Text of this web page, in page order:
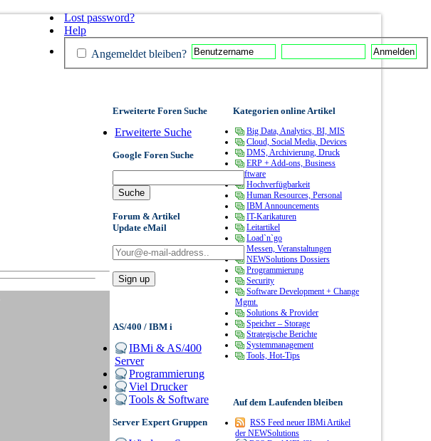
Lost password?
Help
Angemeldet bleiben?
Erweiterte Foren Suche
Erweiterte Suche
Google Foren Suche
Forum & Artikel
Update eMail
AS/400 / IBM i
IBMi & AS/400
Server
Programmierung
Viel Drucker
Tools & Software
Server Expert Gruppen
Kategorien online Artikel
Big Data, Analytics, BI, MIS
Cloud, Social Media, Devices
DMS, Archivierung, Druck
ERP + Add-ons, Business
Software
Hochverfügbarkeit
Human Resources, Personal
IBM Announcements
IT-Karikaturen
Leitartikel
Load`n`go
Messen, Veranstaltungen
NEWSolutions Dossiers
Programmierung
Security
Software Development + Change
Mgmt.
Solutions & Provider
Speicher – Storage
Strategische Berichte
Systemmanagement
Tools, Hot-Tips
Auf dem Laufenden bleiben
RSS Feed neuer IBMi Artikel
der NEWSolutions